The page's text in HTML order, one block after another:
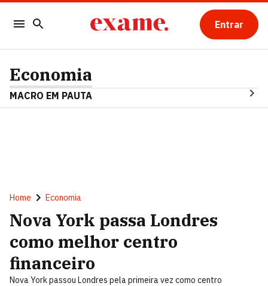
Entrar
Economia
MACRO EM PAUTA
Home Economia
Nova York passa Londres
como melhor centro
financeiro
Nova York passou Londres pela primeira vez como centro